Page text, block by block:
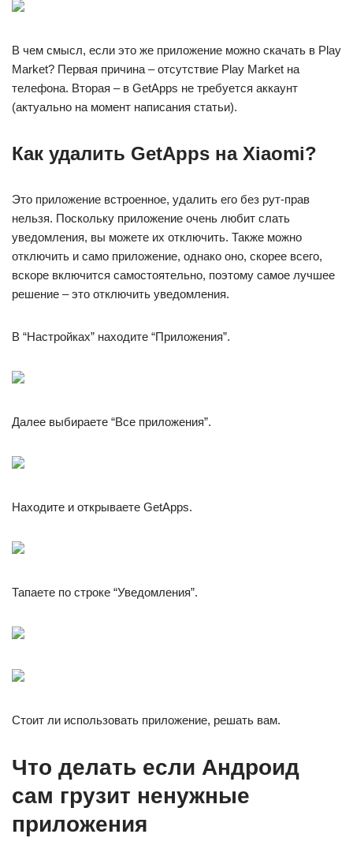
В чем смысл, если это же приложение можно скачать в Play
Market? Первая причина – отсутствие Play Market на
телефона. Вторая – в GetApps не требуется аккаунт
(актуально на момент написания статьи).
Как удалить GetApps на Xiaomi?
Это приложение встроенное, удалить его без рут-прав
нельзя. Поскольку приложение очень любит слать
уведомления, вы можете их отключить. Также можно
отключить и само приложение, однако оно, скорее всего,
вскоре включится самостоятельно, поэтому самое лучшее
решение – это отключить уведомления.
В “Настройках” находите “Приложения”.
Далее выбираете “Все приложения”.
Находите и открываете GetApps.
Тапаете по строке “Уведомления”.
Стоит ли использовать приложение, решать вам.
Что делать если Андроид
сам грузит ненужные
приложения